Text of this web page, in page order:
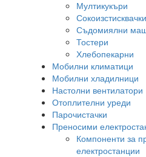
Мултикукъри
Сокоизстисквачки
Съдомиялни
Тостери
Хлебопекарни
Мобилни климатици
Мобилни хладилници
Настолни вентилатори
Отоплителни уреди
Парочистачки
Преносими
Компоненти за
електростанции